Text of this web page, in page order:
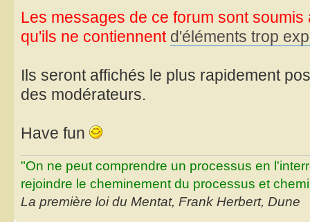
Les messages de ce forum sont
qu'ils ne contiennent d'éléments trop
Ils seront affichés le plus rapidement
des modérateurs.
Have fun
"On ne peut comprendre un processus en
rejoindre le cheminement du processus et
La première loi du Mentat, Frank Herbert, Dune